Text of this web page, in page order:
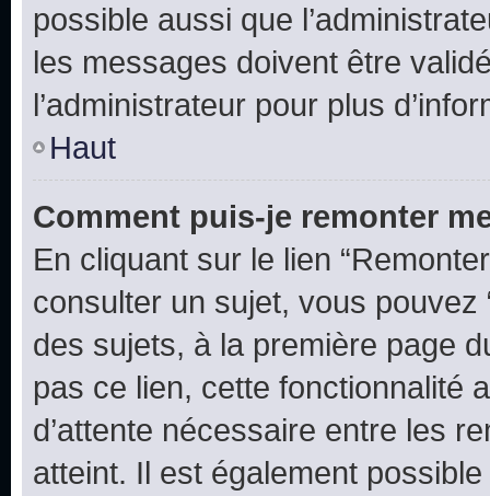
possible aussi que
les messages doivent être
l’administrateur pour plus
Haut
Comment puis-je remonter
En cliquant sur le lien
consulter un sujet, vous pouvez
des sujets, à la première page
pas ce lien, cette fonctionnalité
d’attente nécessaire entre les
atteint. Il est également